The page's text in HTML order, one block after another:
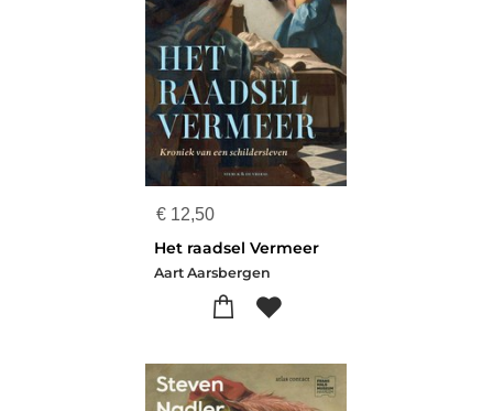
€ 12,50
Het raadsel Vermeer
Aart Aarsbergen